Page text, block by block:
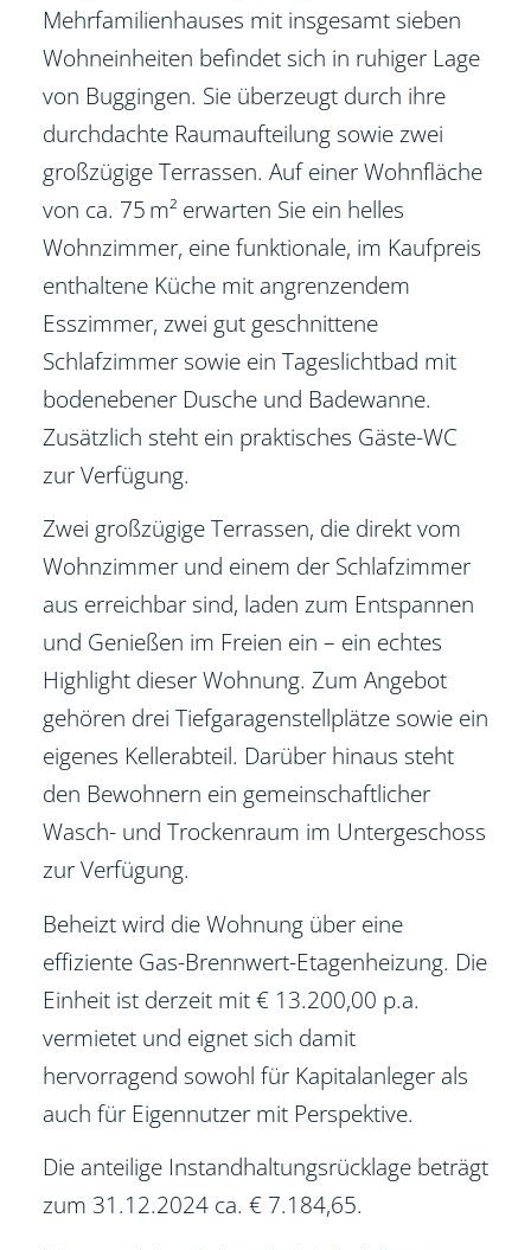
Mehrfamilienhauses mit insgesamt sieben
Wohneinheiten befindet sich in ruhiger Lage
von Buggingen. Sie überzeugt durch ihre
durchdachte Raumaufteilung sowie zwei
großzügige Terrassen. Auf einer Wohnfläche
von ca. 75 m² erwarten Sie ein helles
Wohnzimmer, eine funktionale, im Kaufpreis
enthaltene Küche mit angrenzendem
Esszimmer, zwei gut geschnittene
Schlafzimmer sowie ein Tageslichtbad mit
bodenebener Dusche und Badewanne.
Zusätzlich steht ein praktisches Gäste-WC
zur Verfügung.
Zwei großzügige Terrassen, die direkt vom
Wohnzimmer und einem der Schlafzimmer
aus erreichbar sind, laden zum Entspannen
und Genießen im Freien ein – ein echtes
Highlight dieser Wohnung. Zum Angebot
gehören drei Tiefgaragenstellplätze sowie ein
eigenes Kellerabteil. Darüber hinaus steht
den Bewohnern ein gemeinschaftlicher
Wasch- und Trockenraum im Untergeschoss
zur Verfügung.
Beheizt wird die Wohnung über eine
effiziente Gas-Brennwert-Etagenheizung. Die
Einheit ist derzeit mit € 13.200,00 p.a.
vermietet und eignet sich damit
hervorragend sowohl für Kapitalanleger als
auch für Eigennutzer mit Perspektive.
Die anteilige Instandhaltungsrücklage beträgt
zum 31.12.2024 ca. € 7.184,65.